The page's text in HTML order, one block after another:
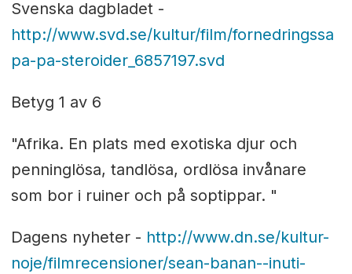
Svenska dagbladet -
http://www.svd.se/kultur/film/fornedringssa
pa-pa-steroider_6857197.svd
Betyg 1 av 6
"Afrika. En plats med exotiska djur och
penninglösa, tandlösa, ordlösa invånare
som bor i ruiner och på soptippar. "
Dagens nyheter - http://www.dn.se/kultur-
noje/filmrecensioner/sean-banan--inuti-